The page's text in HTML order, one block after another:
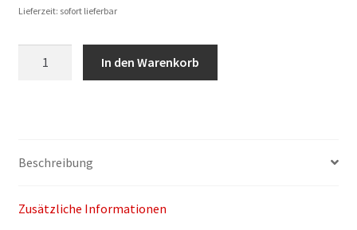
Lieferzeit: sofort lieferbar
en
In den Warenkorb
Beschreibung
Zusätzliche Informationen